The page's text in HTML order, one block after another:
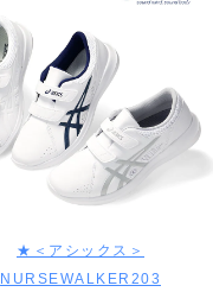
★＜アシックス＞
NURSEWALKER203